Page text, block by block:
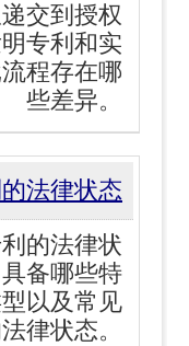
交到授权
专利和实
程存在哪
些差异。
法律状态
的法律状
备哪些特
以及常见
律状态。